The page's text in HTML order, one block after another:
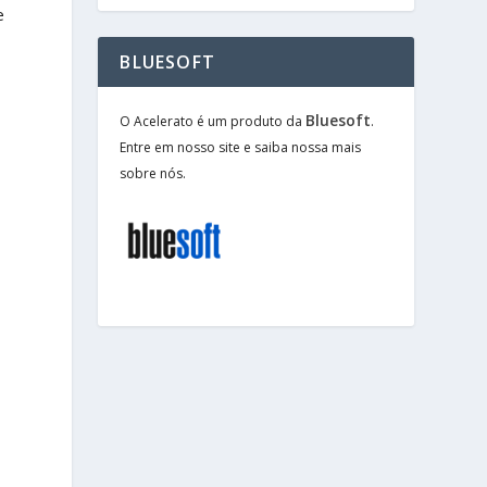
BLUESOFT
O Acelerato é um produto da Bluesoft.
Entre em nosso site e saiba nossa mais
sobre nós.